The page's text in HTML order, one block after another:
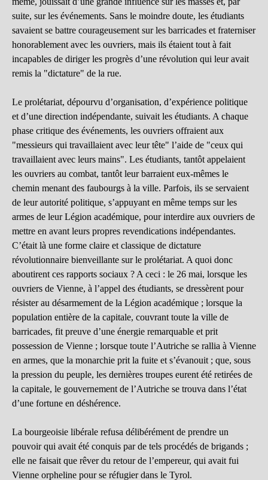
suite, sur les événements. Sans le moindre doute, les étudiants
savaient se battre courageusement sur les barricades et fraterniser
honorablement avec les ouvriers, mais ils étaient tout à fait
incapables de diriger les progrès d’une révolution qui leur avait
remis la "dictature" de la rue.
Le prolétariat, dépourvu d’organisation, d’expérience politique
et d’une direction indépendante, suivait les étudiants. A chaque
phase critique des événements, les ouvriers offraient aux
"messieurs qui travaillaient avec leur tête" l’aide de "ceux qui
travaillaient avec leurs mains". Les étudiants, tantôt appelaient
les ouvriers au combat, tantôt leur barraient eux-mêmes le
chemin menant des faubourgs à la ville. Parfois, ils se servaient
de leur autorité politique, s’appuyant en même temps sur les
armes de leur Légion académique, pour interdire aux ouvriers de
mettre en avant leurs propres revendications indépendantes.
C’était là une forme claire et classique de dictature
révolutionnaire bienveillante sur le prolétariat. A quoi donc
aboutirent ces rapports sociaux ? A ceci : le 26 mai, lorsque les
ouvriers de Vienne, à l’appel des étudiants, se dressèrent pour
résister au désarmement de la Légion académique ; lorsque la
population entière de la capitale, couvrant toute la ville de
barricades, fit preuve d’une énergie remarquable et prit
possession de Vienne ; lorsque toute l’Autriche se rallia à Vienne
en armes, que la monarchie prit la fuite et s’évanouit ; que, sous
la pression du peuple, les dernières troupes eurent été retirées de
la capitale, le gouvernement de l’Autriche se trouva dans l’état
d’une fortune en déshérence.
La bourgeoisie libérale refusa délibérément de prendre un
pouvoir qui avait été conquis par de tels procédés de brigands ;
elle ne faisait que rêver du retour de l’empereur, qui avait fui
Vienne orpheline pour se réfugier dans le Tyrol.